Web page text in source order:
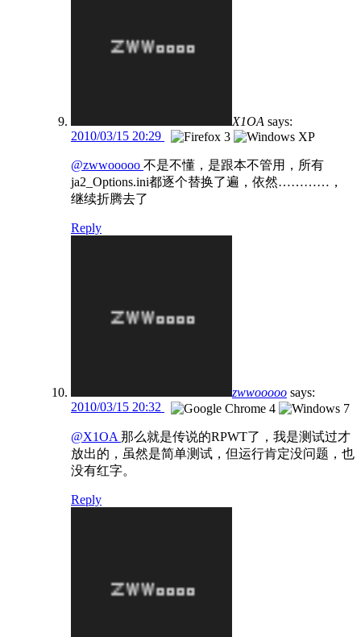
X1OA says:
2010/03/15 20:29
@zwwooooo 不是不懂，是跟本不管用，所有
ja2_Options.ini都逐个替换了遍，依然…………，
继续折腾去了
Reply
zwwooooo says:
2010/03/15 20:32
@X1OA 那么就是传说的RPWT了，我是测试过才
放出的，虽然是简单测试，但运行肯定没问题，也
没有红字。
Reply